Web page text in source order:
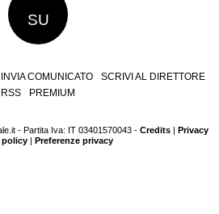
SU
INVIA COMUNICATO
SCRIVI AL DIRETTORE
RSS
PREMIUM
- Partita Iva: IT 03401570043 - Credits | Privacy
policy| Preferenze privacy